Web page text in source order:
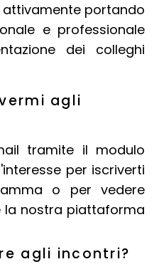
portando
e professionale
dei colleghi
agli
tramite il modulo
per iscriverti
o per vedere
la nostra piattaforma
agli incontri?